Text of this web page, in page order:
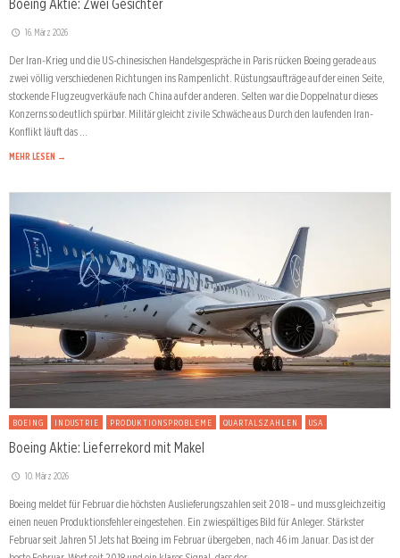
Boeing Aktie: Zwei Gesichter
16. März 2026
Der Iran-Krieg und die US-chinesischen Handelsgespräche in Paris rücken Boeing gerade aus
zwei völlig verschiedenen Richtungen ins Rampenlicht. Rüstungsaufträge auf der einen Seite,
stockende Flugzeugverkäufe nach China auf der anderen. Selten war die Doppelnatur dieses
Konzerns so deutlich spürbar. Militär gleicht zivile Schwäche aus Durch den laufenden Iran-
Konflikt läuft das …
MEHR LESEN →
BOEING INDUSTRIE PRODUKTIONSPROBLEME QUARTALSZAHLEN USA
Boeing Aktie: Lieferrekord mit Makel
10. März 2026
Boeing meldet für Februar die höchsten Auslieferungszahlen seit 2018 – und muss gleichzeitig
einen neuen Produktionsfehler eingestehen. Ein zwiespältiges Bild für Anleger. Stärkster
Februar seit Jahren 51 Jets hat Boeing im Februar übergeben, nach 46 im Januar. Das ist der